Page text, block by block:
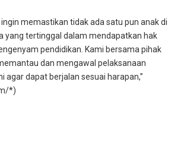
memastikan tidak ada satu pun anak di
yang tertinggal dalam mendapatkan hak
pendidikan. Kami bersama pihak
dan mengawal pelaksanaan
agar dapat berjalan sesuai harapan,”
*)